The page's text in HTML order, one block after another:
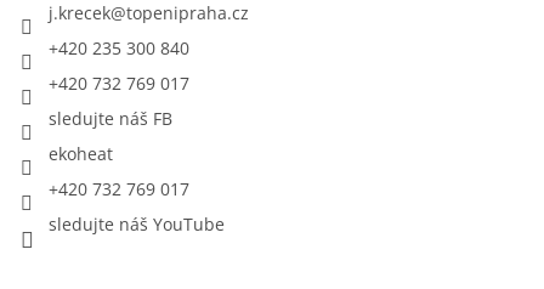
j.krecek@topenipraha.cz
+420 235 300 840
+420 732 769 017
sledujte náš FB
ekoheat
+420 732 769 017
sledujte náš YouTube